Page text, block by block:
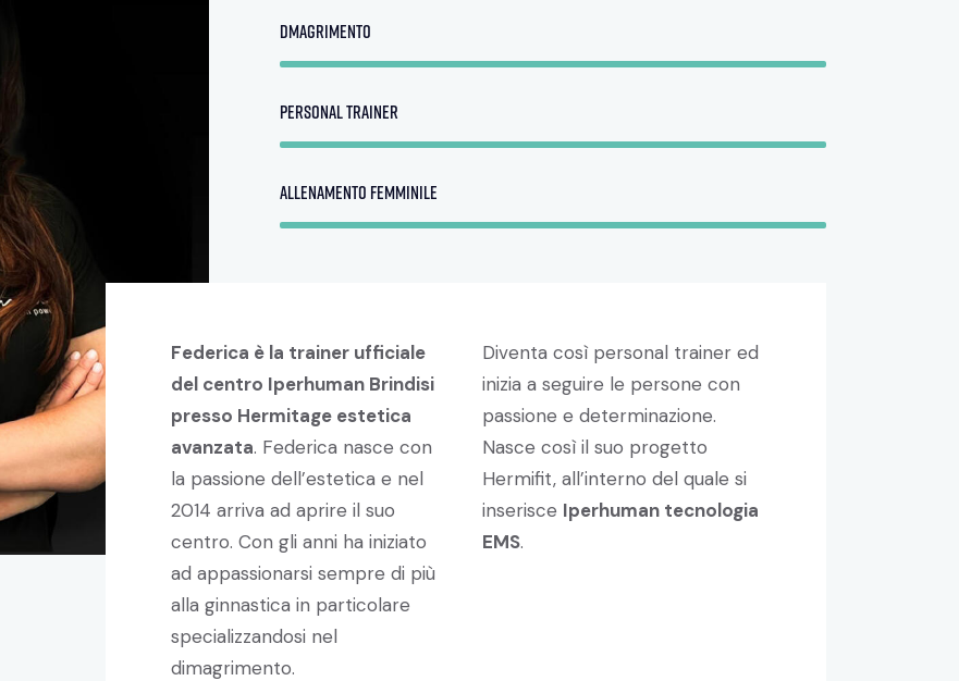
dmagrimento
personal trainer
allenamento femminile
Federica è la trainer ufficiale
del centro Iperhuman Brindisi
presso Hermitage estetica
avanzata. Federica nasce con
la passione dell’estetica e nel
2014 arriva ad aprire il suo
centro. Con gli anni ha iniziato
ad appassionarsi sempre di più
alla ginnastica in particolare
specializzandosi nel
dimagrimento.
Diventa così personal trainer ed
inizia a seguire le persone con
passione e determinazione.
Nasce così il suo progetto
Hermifit, all’interno del quale si
inserisce Iperhuman tecnologia
EMS.